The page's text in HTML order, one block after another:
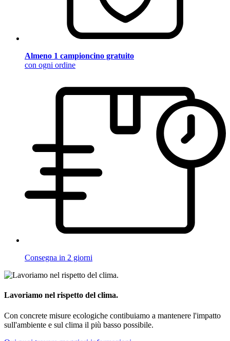
Almeno 1 campioncino gratuito
con ogni ordine
Consegna in 2 giorni
Lavoriamo nel rispetto del clima.
Con concrete misure ecologiche contibuiamo a mantenere l'impatto
sull'ambiente e sul clima il più basso possibile.